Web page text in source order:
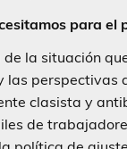
para el
la situación
las perspectivas
clasista y
de